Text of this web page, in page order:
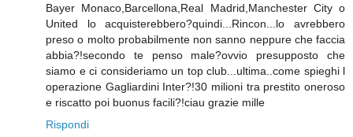
Bayer Monaco,Barcellona,Real Madrid,Manchester City o
United lo acquisterebbero?quindi...Rincon...lo avrebbero
preso o molto probabilmente non sanno neppure che faccia
abbia?!secondo te penso male?ovvio presupposto che
siamo e ci consideriamo un top club...ultima..come spieghi l
operazione Gagliardini Inter?!30 milioni tra prestito oneroso
e riscatto poi buonus facili?!ciau grazie mille
Rispondi